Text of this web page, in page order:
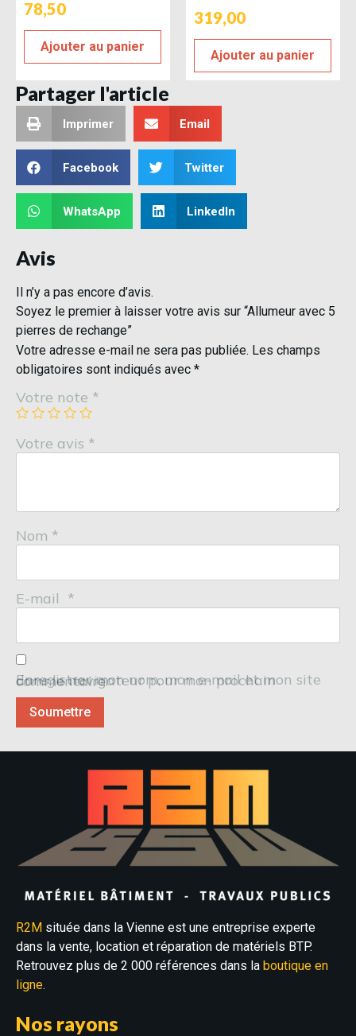
78,50
Ajouter au panier
319,00
Ajouter au panier
Partager l'article
Imprimer Email
Facebook Twitter
WhatsApp LinkedIn
Avis
Il n’y a pas encore d’avis.
Soyez le premier à laisser votre avis sur “Allumeur avec 5
pierres de rechange”
Votre adresse e-mail ne sera pas publiée. Les champs
obligatoires sont indiqués avec *
Votre note *
Votre avis *
Nom *
E-mail *
Enregistrer mon nom, mon e-mail et mon site dans le navigateur pour mon prochain commentaire.
R2M située dans la Vienne est une entreprise experte
dans la vente, location et réparation de matériels BTP.
Retrouvez plus de 2 000 références dans la boutique en
ligne.
Nos rayons